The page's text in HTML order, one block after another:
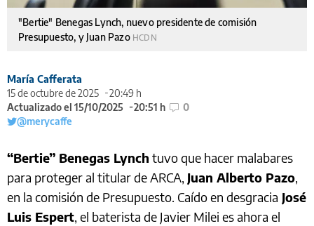
"Bertie" Benegas Lynch, nuevo presidente de comisión
Presupuesto, y Juan Pazo HCDN
María Cafferata
15 de octubre de 2025
20:49 h
Actualizado el 15/10/2025
20:51 h
0
@merycaffe
“Bertie” Benegas Lynch tuvo que hacer malabares
para proteger al titular de ARCA, Juan Alberto Pazo,
en la comisión de Presupuesto. Caído en desgracia José
Luis Espert, el baterista de Javier Milei es ahora el